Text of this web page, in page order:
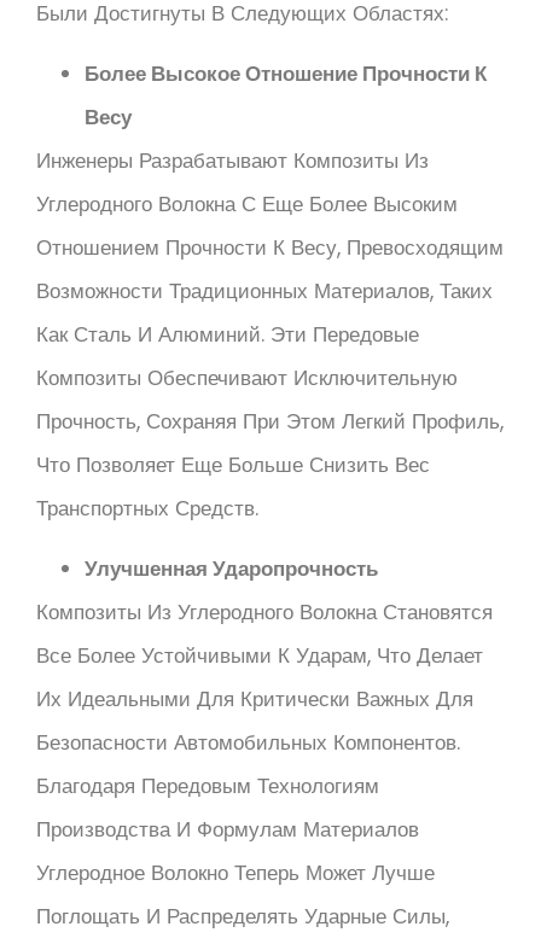
Были Достигнуты В Следующих Областях:
Более Высокое Отношение Прочности К
Весу
Инженеры Разрабатывают Композиты Из
Углеродного Волокна С Еще Более Высоким
Отношением Прочности К Весу, Превосходящим
Возможности Традиционных Материалов, Таких
Как Сталь И Алюминий. Эти Передовые
Композиты Обеспечивают Исключительную
Прочность, Сохраняя При Этом Легкий Профиль,
Что Позволяет Еще Больше Снизить Вес
Транспортных Средств.
Улучшенная Ударопрочность
Композиты Из Углеродного Волокна Становятся
Все Более Устойчивыми К Ударам, Что Делает
Их Идеальными Для Критически Важных Для
Безопасности Автомобильных Компонентов.
Благодаря Передовым Технологиям
Производства И Формулам Материалов
Углеродное Волокно Теперь Может Лучше
Поглощать И Распределять Ударные Силы,